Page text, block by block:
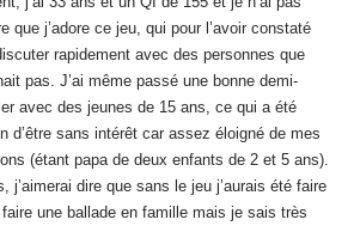
une ballade en famille mais je sais très
à jouer à Hearthstone chez moi (à
ne m’empêche pas de me ballader de
avec ma famille, mais sans Pokemon GO).
vérité est que podomètre à l’appui j’ai
de 100km depuis 15 jours juste sur mes
jeu, ce qui est somme toute exceptionnel
pied un peu moins)
dans la nature et de jeux vidéo, je me suis